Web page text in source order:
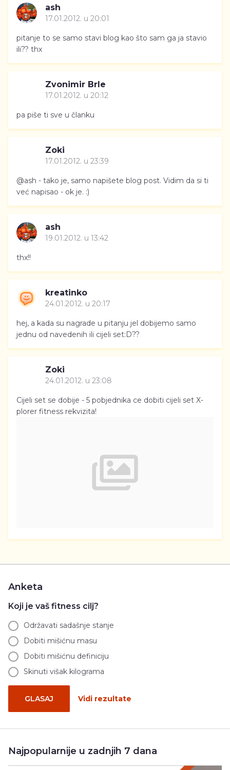
ash
17.01.2012. u 20:01
pitanje to se samo stavi blog kao što sam ga ja stavio
ili?? thx
Zvonimir Brle
17.01.2012. u 20:12
pa piše ti sve u članku
Zoki
17.01.2012. u 23:39
@ash - tako je, samo napišete blog post. Vidim da si ti
već napisao - ok je. :)
ash
19.01.2012. u 13:42
thx!!
kreatinko
24.01.2012. u 20:17
hej, a kada su nagrade u pitanju jel dobijemo samo
jednu od navedenih ili cijeli set:D??
Zoki
24.01.2012. u 23:08
Cijeli set se dobije - 5 pobjednika ce dobiti cijeli set X-
plorer fitness rekvizita!
Anketa
Koji je vaš fitness cilj?
Održavati sadašnje stanje
Dobiti mišićnu masu
Dobiti mišićnu definiciju
Skinuti višak kilograma
GLASAJ Vidi rezultate
Najpopularnije u zadnjih 7 dana